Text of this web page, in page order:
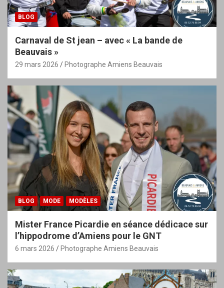
BLOG
Carnaval de St jean – avec « La bande de
Beauvais »
29 mars 2026 Photographe Amiens Beauvais
BLOG MODE MODÈLES
Mister France Picardie en séance dédicace sur
l’hippodrome d’Amiens pour le GNT
6 mars 2026 Photographe Amiens Beauvais